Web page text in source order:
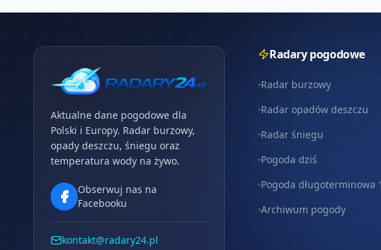
Aktualne dane pogodowe dla
Polski i Europy. Radar burzowy,
opady deszczu, śniegu oraz
temperatura wody na żywo.
Obserwuj nas na
Facebooku
kontakt@radary24.pl
Radary pogodowe
Radar burzowy
Radar opadów deszczu
Radar śniegu
Pogoda dziś
Pogoda długoterminowa
Archiwum pogody